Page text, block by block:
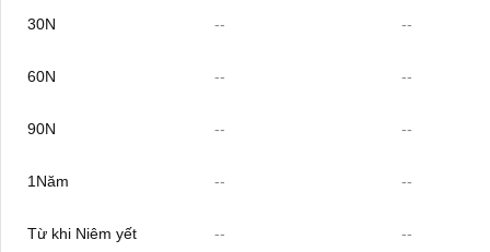
30N -- --
60N -- --
90N -- --
1Năm -- --
Từ khi Niêm yết -- --